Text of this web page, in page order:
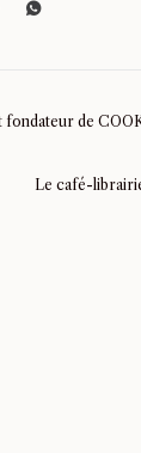
fondateur de
Le café-